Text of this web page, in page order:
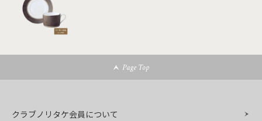
Page Top
クラブノリタケ会員について